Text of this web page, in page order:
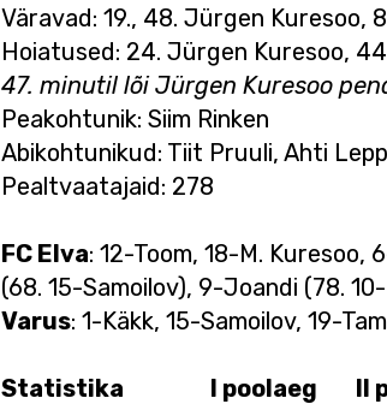
Väravad: 19., 48. Jürgen Kuresoo,
Hoiatused: 24. Jürgen Kuresoo,
47. minutil lõi Jürgen Kuresoo
Peakohtunik: Siim Rinken
Abikohtunikud: Tiit Pruuli, Ahti Lepp
Pealtvaatajaid: 278
FC Elva: 12-Toom, 18-M.
(68. 15-Samoilov), 9-Joandi (78.
Varus: 1-Käkk, 15-Samoilov, 19-
Statistika I poolaeg II